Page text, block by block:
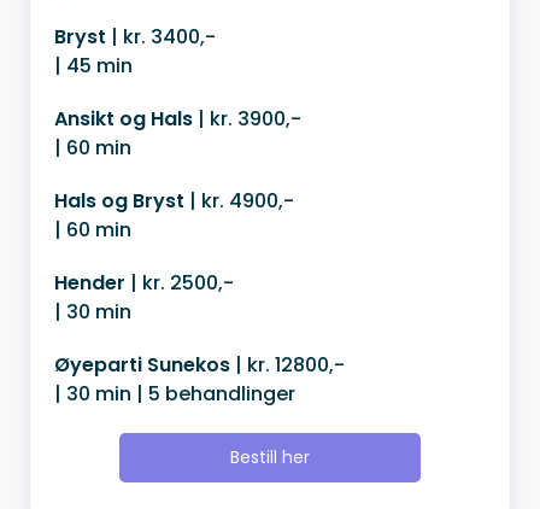
Bryst | kr. 3400,-
| 45 min
Ansikt og Hals | kr. 3900,-
| 60 min
Hals og Bryst | kr. 4900,-
| 60 min
Hender | kr. 2500,-
| 30 min
Øyeparti Sunekos | kr. 12800,-
| 30 min | 5 behandlinger
Bestill her